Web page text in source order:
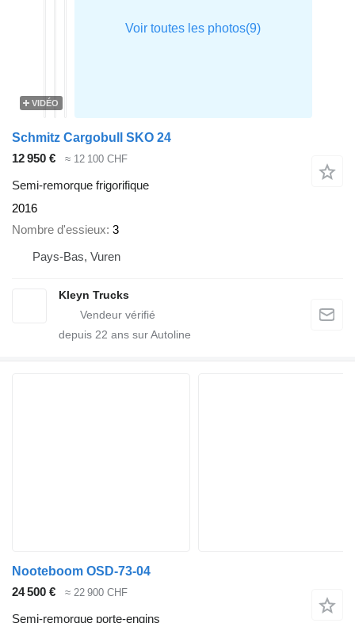
VIDÉO
Schmitz Cargobull SKO 24
12 950 €
≈ 12 100 CHF
Semi-remorque frigorifique
2016
Nombre d'essieux 3
Pays-Bas, Vuren
Kleyn Trucks
depuis 22 ans sur Autoline
Nooteboom OSD-73-04
24 500 €
≈ 22 900 CHF
Semi-remorque porte-engins